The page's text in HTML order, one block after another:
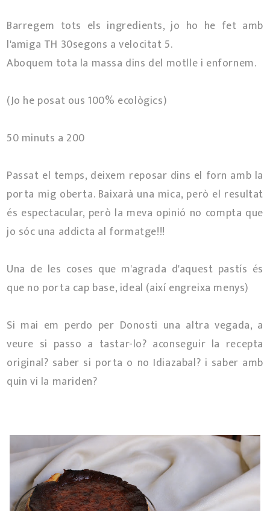
Barregem tots els ingredients, jo ho he fet amb
l'amiga TH 30segons a velocitat 5.
Aboquem tota la massa dins del motlle i enfornem.
(Jo he posat ous 100% ecològics)
50 minuts a 200º
Passat el temps, deixem reposar dins el forn amb la
porta mig oberta. Baixarà una mica, però el resultat
és espectacular, però la meva opinió no compta que
jo sóc una addicta al formatge!!!
Una de les coses que m'agrada d'aquest pastís és
que no porta cap base, ideal (així engreixa menys)
Si mai em perdo per Donosti una altra vegada, a
veure si passo a tastar-lo? aconseguir la recepta
original? saber si porta o no Idiazabal? i saber amb
quin vi la mariden?